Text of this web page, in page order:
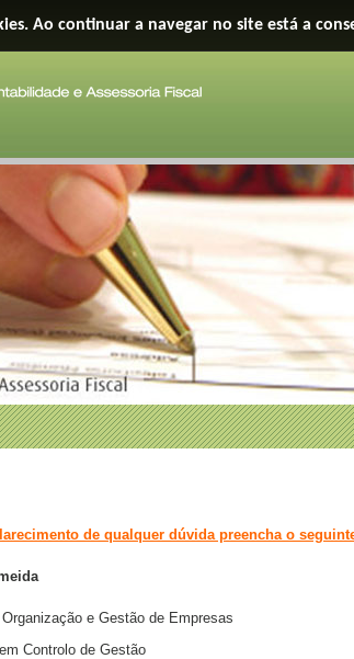
de qualquer dúvida preencha o
e Gestão de Empresas
Controlo de Gestão
Ao continuar a navegar no site está a